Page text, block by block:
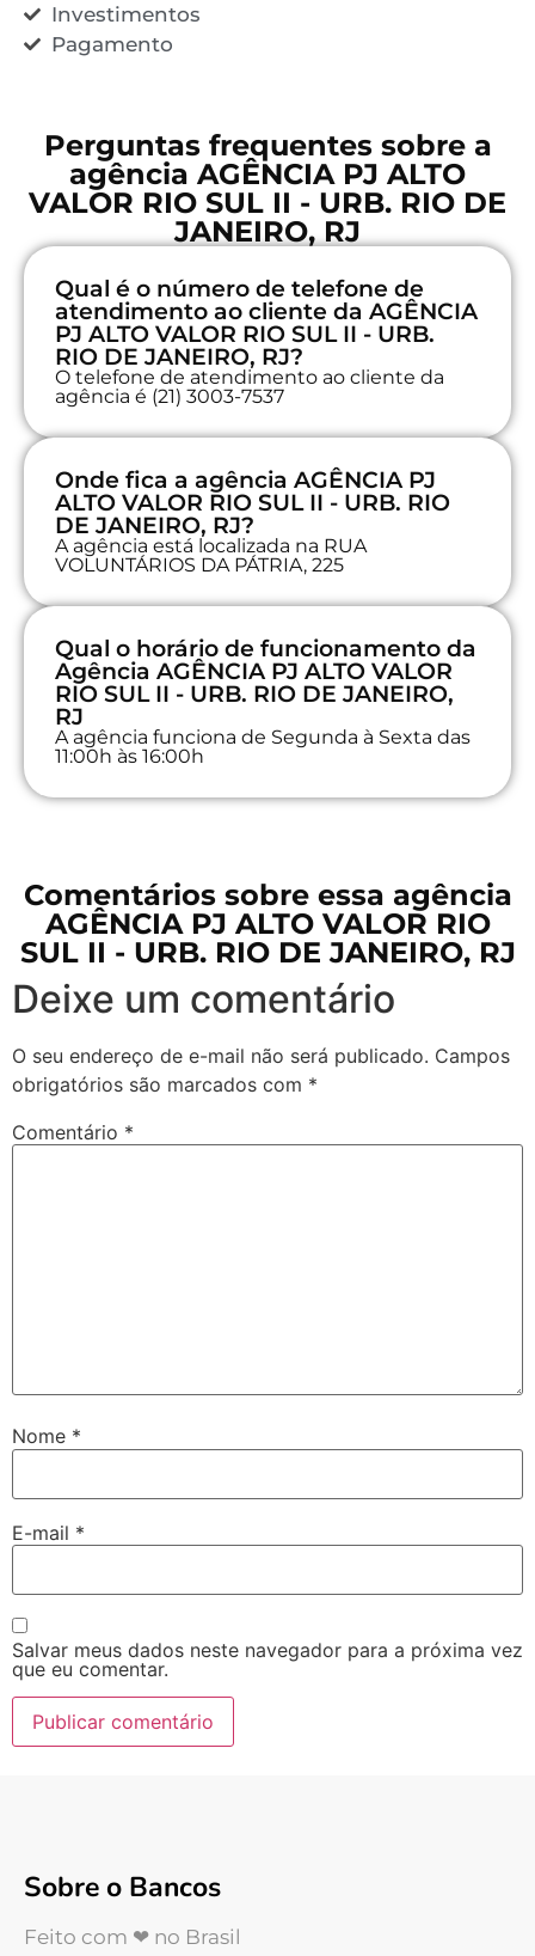
Investimentos
Pagamento
Perguntas frequentes sobre a
agência AGÊNCIA PJ ALTO
VALOR RIO SUL II - URB. RIO DE
JANEIRO, RJ
Qual é o número de telefone de
atendimento ao cliente da AGÊNCIA
PJ ALTO VALOR RIO SUL II - URB.
RIO DE JANEIRO, RJ?
O telefone de atendimento ao cliente da
agência é (21) 3003-7537
Onde fica a agência AGÊNCIA PJ
ALTO VALOR RIO SUL II - URB. RIO
DE JANEIRO, RJ?
A agência está localizada na RUA
VOLUNTÁRIOS DA PÁTRIA, 225
Qual o horário de funcionamento da
Agência AGÊNCIA PJ ALTO VALOR
RIO SUL II - URB. RIO DE JANEIRO,
RJ
A agência funciona de Segunda à Sexta das
11:00h às 16:00h
Comentários sobre essa agência
AGÊNCIA PJ ALTO VALOR RIO
SUL II - URB. RIO DE JANEIRO, RJ
Deixe um comentário
O seu endereço de e-mail não será publicado. Campos
obrigatórios são marcados com *
Comentário *
Nome *
E-mail *
Salvar meus dados neste navegador para a próxima vez
que eu comentar.
Sobre o Bancos
Feito com ❤ no Brasil